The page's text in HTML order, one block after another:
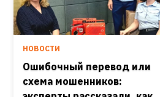
НОВОСТИ
Ошибочный перевод или
схема мошенников: